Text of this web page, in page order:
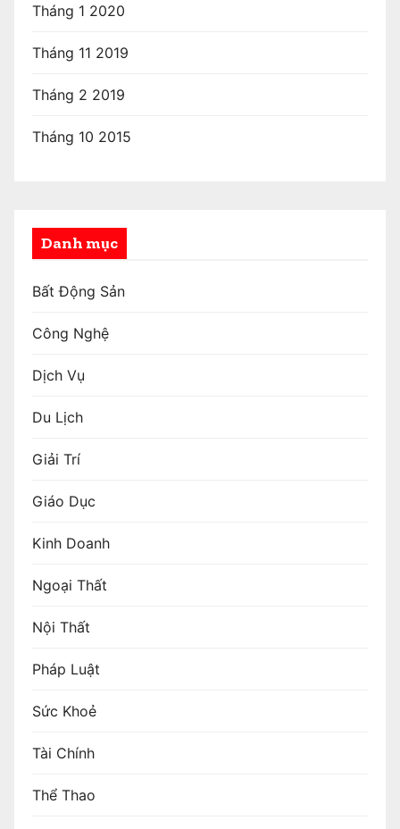
Tháng 1 2020
Tháng 11 2019
Tháng 2 2019
Tháng 10 2015
Danh mục
Bất Động Sản
Công Nghệ
Dịch Vụ
Du Lịch
Giải Trí
Giáo Dục
Kinh Doanh
Ngoại Thất
Nội Thất
Pháp Luật
Sức Khoẻ
Tài Chính
Thể Thao